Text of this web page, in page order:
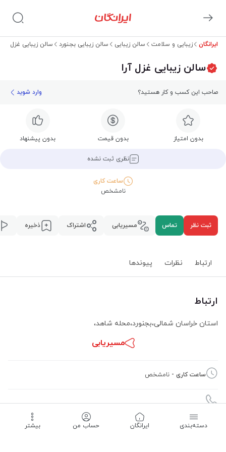
ایرانگان زیبایی و سلامت سالن زیبایی سالن زیبایی بجنورد سالن زیبایی غزل آرا
سالن زیبایی غزل آرا
صاحب این کسب و کار هستید؟ وارد شوید
بدون امتیاز بدون قیمت بدون پیشنهاد
نظری ثبت نشده
ساعت کاری
نامشخص
ثبت نظر تماس مسیریابی اشتراک ذخیره
ارتباط نظرات پیوند‌ها
ارتباط
استان خراسان شمالی،بجنورد،محله شاهد،
مسیریابی
ساعت کاری - نامشخص
09157172550
دسته‌بندی ‌ایرانگان حساب من بیشتر